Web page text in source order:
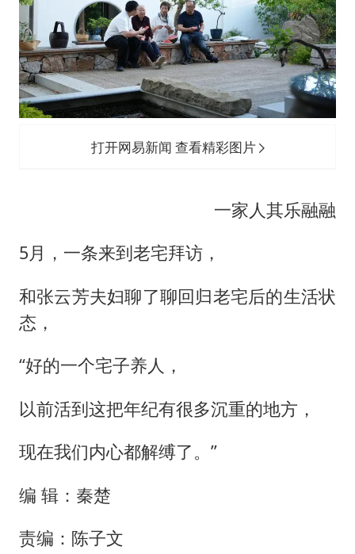
打开网易新闻 查看精彩图片
一家人其乐融融
5月，一条来到老宅拜访，
和张云芳夫妇聊了聊回归老宅后的生活状
态，
“好的一个宅子养人，
以前活到这把年纪有很多沉重的地方，
现在我们内心都解缚了。”
编 辑：秦楚
责编：陈子文